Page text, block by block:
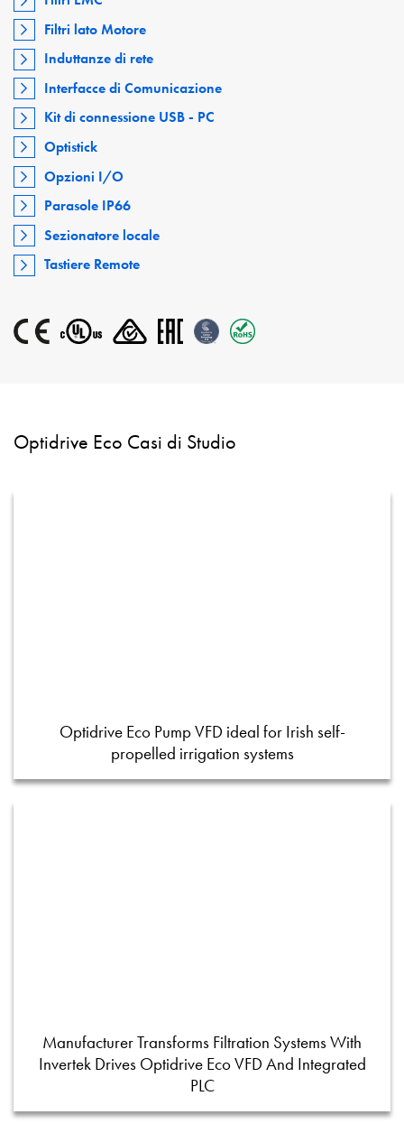
Filtri lato Motore
Induttanze di rete
Interfacce di Comunicazione
Kit di connessione USB - PC
Optistick
Opzioni I/O
Parasole IP66
Sezionatore locale
Tastiere Remote
Optidrive Eco Casi di Studio
Optidrive Eco Pump VFD ideal for Irish self-
propelled irrigation systems
Manufacturer Transforms Filtration Systems With
Invertek Drives Optidrive Eco VFD And Integrated
PLC